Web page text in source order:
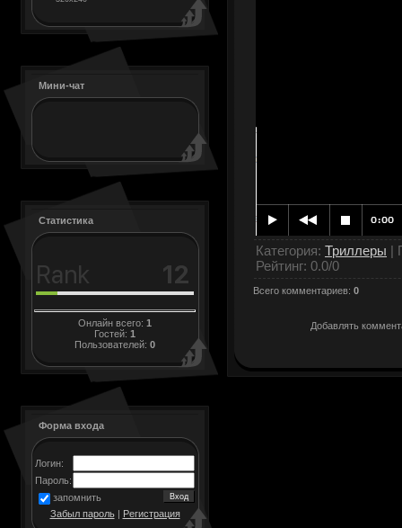
Мини-чат
Статистика
Онлайн всего: 1
Гостей: 1
Пользователей: 0
Форма входа
Логин:
Пароль:
запомнить
Забыл пароль| Регистрация
Категория: Триллеры |
Рейтинг: 0.0/0
Всего комментариев: 0
Добавлять